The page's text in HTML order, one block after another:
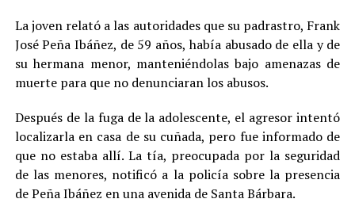
La joven relató a las autoridades que su padrastro, Frank
José Peña Ibáñez, de 59 años, había abusado de ella y de
su hermana menor, manteniéndolas bajo amenazas de
muerte para que no denunciaran los abusos.
Después de la fuga de la adolescente, el agresor intentó
localizarla en casa de su cuñada, pero fue informado de
que no estaba allí. La tía, preocupada por la seguridad
de las menores, notificó a la policía sobre la presencia
de Peña Ibáñez en una avenida de Santa Bárbara.